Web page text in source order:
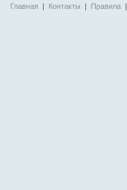
Главная | Контакты | Правила |